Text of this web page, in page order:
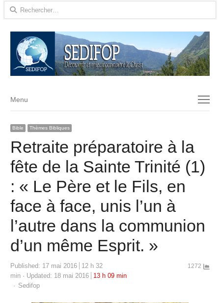
Rechercher :
Menu
Menu
Bible Thèmes Bibliques
Retraite préparatoire à la
fête de la Sainte Trinité (1)
: « Le Père et le Fils, en
face à face, unis l’un à
l’autre dans la communion
d’un même Esprit. »
Published: 17 mai 2016
12 h 32
min
Updated: 18 mai 2016
13 h 09 min
Author
Sedifop
1272